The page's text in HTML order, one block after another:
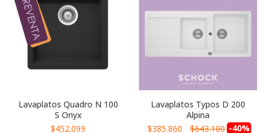
Lavaplatos Quadro N 100
S Onyx
$452.099
Lavaplatos Typos D 200
Alpina
-40%
Precio
$385.860 $643.100